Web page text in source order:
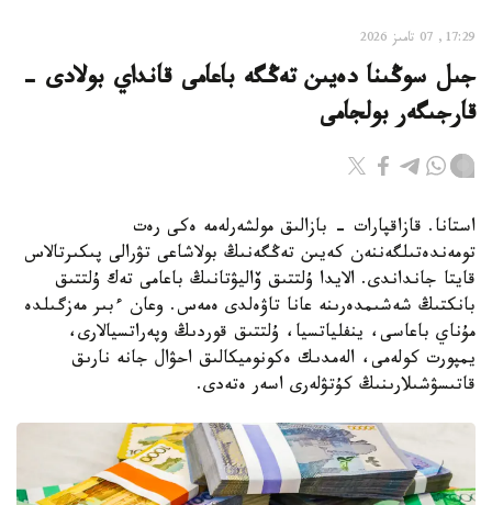
17:29, 07 تامىز 2026
جىل سوڭىنا دەيىن تەڭگە باعامى قانداي بولادى -
قارجىگەر بولجامى
استانا. قازاقپارات - بازالىق مولشەرلەمە ەكى رەت
تومەندەتىلگەننەن كەيىن تەڭگەنىڭ بولاشاعى تۋرالى پىكىرتالاس
قايتا جانداندى. الايدا ۇلتتىق ۆاليۋتانىڭ باعامى تەك ۇلتتىق
بانكتىڭ شەشىمدەرىنە عانا تاۋەلدى ەمەس. وعان ءبىر مەزگىلدە
مۇناي باعاسى، ينفلياتسيا، ۇلتتىق قوردىڭ وپەراتسيالارى،
يمپورت كولەمى، الەمدىك ەكونوميكالىق احۋال جانە نارىق
قاتىسۋشىلارىنىڭ كۇتۋلەرى اسەر ەتەدى.